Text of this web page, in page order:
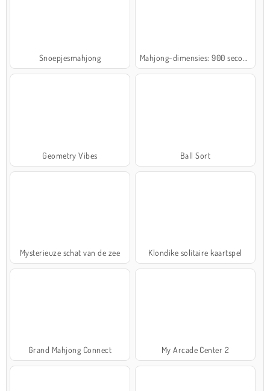
Snoepjesmahjong
Geometry Vibes Ball Sort
Mysterieuze schat van de zee Klondike solitaire kaartspel
Grand Mahjong Connect My Arcade Center 2